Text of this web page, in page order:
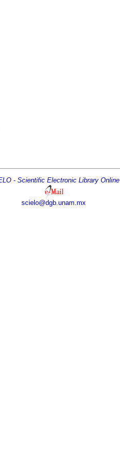
- Scientific Electronic Library Online
scielo@dgb.unam.mx